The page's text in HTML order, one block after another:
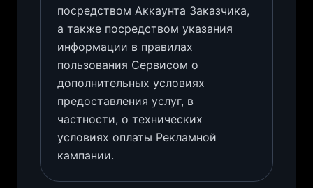
посредством Аккаунта Заказчика,
а также посредством указания
информации в правилах
пользования Сервисом о
дополнительных условиях
предоставления услуг, в
частности, о технических
условиях оплаты Рекламной
кампании.